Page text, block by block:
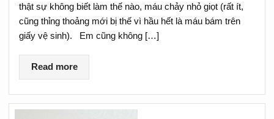
thật sự không biết làm thế nào, máu chảy nhỏ giọt (rất ít,
cũng thỉng thoảng mới bị thế vì hầu hết là máu bám trên
giấy vệ sinh). Em cũng không […]
Read more